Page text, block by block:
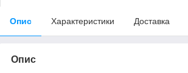
Опис Характеристики Доставка
Опис